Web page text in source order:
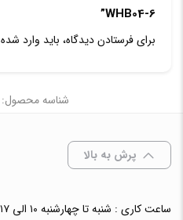
WHB04-6”
برای فرستادن دیدگاه، باید وارد شده
شناسه محصول: AKP-26898
پرش به بالا
ساعت کاری : شنبه تا چهارشنبه ۱۰ الی ۱۷(به جز ایام تعطیل)